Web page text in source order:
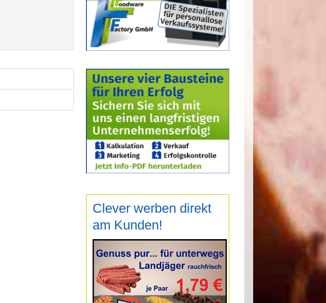
Clever werben direkt
am Kunden!